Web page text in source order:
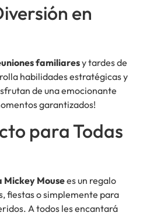
en
familiaresy tardes de
habilidades estratégicas y
de una emocionante
garantizados!
para Todas
Mickey Mousees un regalo
fiestas o simplemente para
A todos les encantará